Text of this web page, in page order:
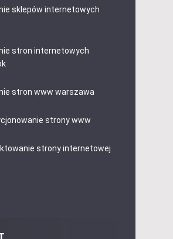
sklepów internetowych
stron internetowych
stron www warszawa
strony www
strony internetowej